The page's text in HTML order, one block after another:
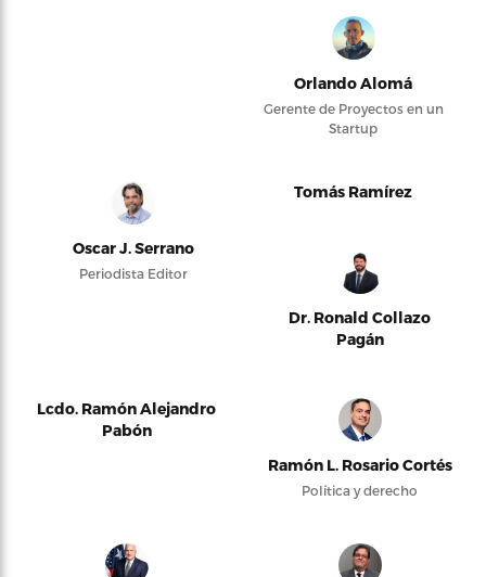
Orlando Alomá
Gerente de Proyectos en un
Startup
Oscar J. Serrano
Periodista Editor
Tomás Ramírez
Dr. Ronald Collazo
Pagán
Lcdo. Ramón Alejandro
Pabón
Ramón L. Rosario Cortés
Política y derecho